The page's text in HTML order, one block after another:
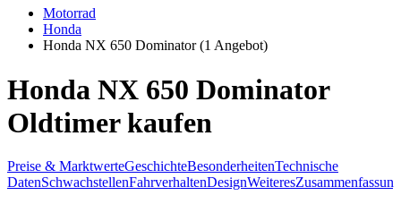
Motorrad
Honda
Honda NX 650 Dominator(1 Angebot)
Honda NX 650 Dominator
Oldtimer kaufen
Preise & MarktwerteGeschichteBesonderheitenTechnische
DatenSchwachstellenFahrverhaltenDesignWeiteresZusammenfassung